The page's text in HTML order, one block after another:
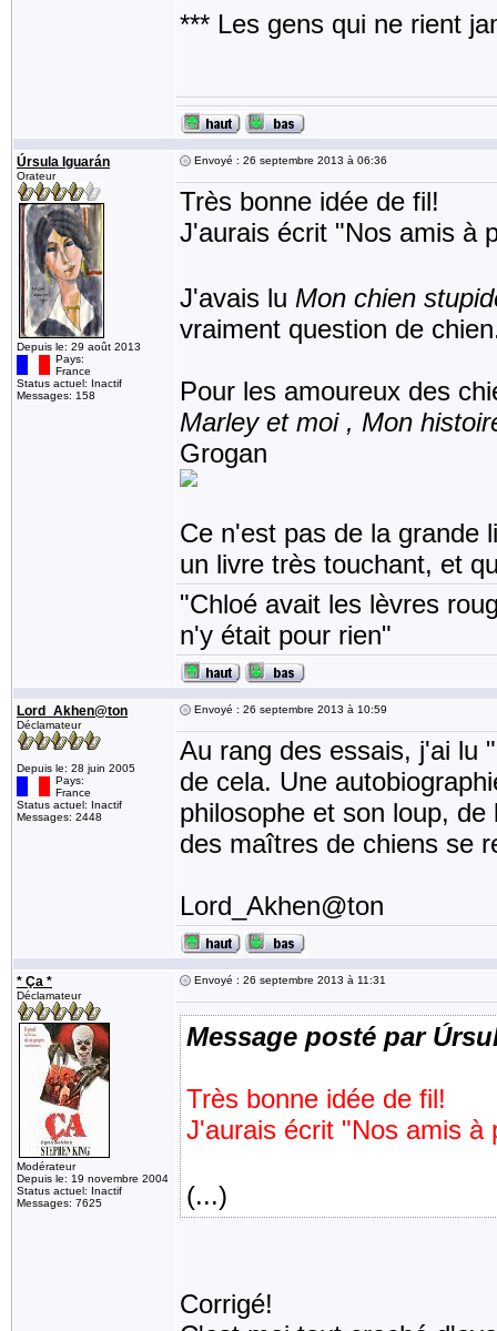
*** Les gens qui ne rient
Úrsula Iguarán
Orateur
Depuis le: 29 août 2013
Pays:
France
Status actuel: Inactif
Messages: 158
Envoyé : 26 septembre 2013 à 06:36
Très bonne idée de fil!
J'aurais écrit "Nos amis à
J'avais lu Mon chien
vraiment question de
Pour les amoureux des
Marley et moi , Mon
Grogan
Ce n'est pas de la grande
un livre très touchant, et
"Chloé avait les lèvres
n'y était pour rien"
Lord_Akhen@ton
Déclamateur
Depuis le: 28 juin 2005
Pays:
France
Status actuel: Inactif
Messages: 2448
Envoyé : 26 septembre 2013 à 10:59
Au rang des essais, j'ai lu
de cela. Une
philosophe et son loup,
des maîtres de chiens se
Lord_Akhen@ton
* Ça *
Déclamateur
Modérateur
Depuis le: 19 novembre 2004
Status actuel: Inactif
Messages: 7625
Envoyé : 26 septembre 2013 à 11:31
Message posté par
Très bonne idée de fil!
J'aurais écrit "Nos amis à
(...)
Corrigé!